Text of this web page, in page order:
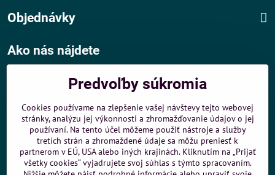
Objednávky
Ako nás nájdete
- v tesnej blízkosti diaľničného obchvatu
- dobré parkovacie možnosti 40 m od predajne
MHD:
- 200 m od zastávky MHD Záporožská - autobusy č. 80 a 88
- 250 m od zastávky MHD ŽST Petržalka - autobus 99
Sme umiestnení uShopMania- Internetové nákupy
Predvoľby súkromia
Cookies používame na zlepšenie vašej návštevy tejto webovej
stránky, analýzu jej výkonnosti a zhromažďovanie údajov o jej
používaní. Na tento účel môžeme použiť nástroje a služby
tretích strán a zhromaždené údaje sa môžu preniesť k
partnerom v EÚ, USA alebo iných krajinách. Kliknutím na „Prijať
všetky cookies“ vyjadrujete svoj súhlas s týmto spracovaním.